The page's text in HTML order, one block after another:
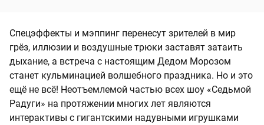
Спецэффекты и мэппинг перенесут зрителей в мир
грёз, иллюзии и воздушные трюки заставят затаить
дыхание, а встреча с настоящим Дедом Морозом
станет кульминацией волшебного праздника. Но и это
ещё не всё! Неотъемлемой частью всех шоу «Седьмой
Радуги» на протяжении многих лет являются
интерактивы с гигантскими надувными игрушками